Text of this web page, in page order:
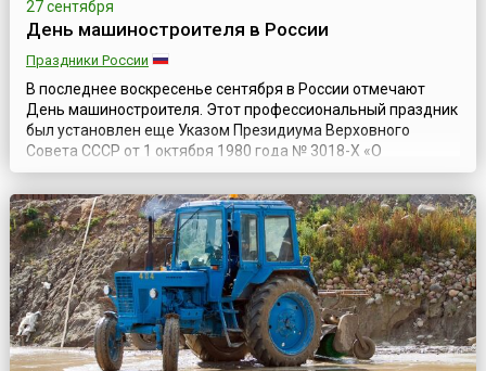
27 сентября
День машиностроителя в России
Праздники России
В последнее воскресенье сентября в России отмечают
День машиностроителя. Этот профессиональный праздник
был установлен еще Указом Президиума Верховного
Совета СССР от 1 октября 1980 года № 3018-Х «О
праздничных и памятных днях». Машиностроение —
комплекс, производящий достаточно широкий спектр
товаров, сюда относятся и отрасли промышленности,
изготавливающие орудия труда для народного хозяйств...